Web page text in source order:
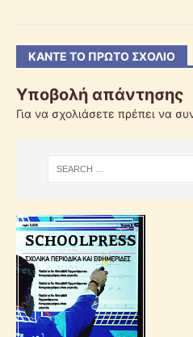
ΚΆΝΤΕ ΤΟ ΠΡΏΤΟ ΣΧΌΛΙΟ
Υποβολή απάντησης
Για να σχολιάσετε πρέπει να